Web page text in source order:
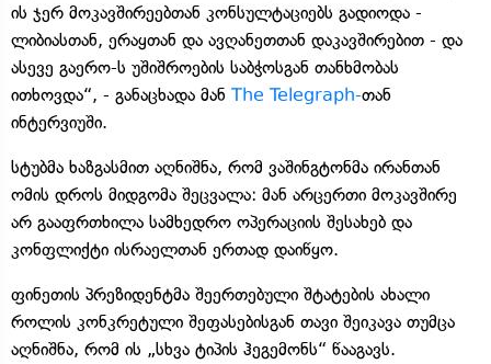
ის ჯერ მოკავშირეებთან კონსულტაციებს გადიოდა -
ლიბიასთან, ერაყთან და ავღანეთთან დაკავშირებით - და
ასევე გაერო-ს უშიშროების საბჭოსგან თანხმობას
ითხოვდა“, - განაცხადა მან The Telegraph-თან
ინტერვიუში.
სტუბმა ხაზგასმით აღნიშნა, რომ ვაშინგტონმა ირანთან
ომის დროს მიდგომა შეცვალა: მან არცერთი მოკავშირე
არ გააფრთხილა სამხედრო ოპერაციის შესახებ და
კონფლიქტი ისრაელთან ერთად დაიწყო.
ფინეთის პრეზიდენტმა შეერთებული შტატების ახალი
როლის კონკრეტული შეფასებისგან თავი შეიკავა თუმცა
აღნიშნა, რომ ის „სხვა ტიპის ჰეგემონს“ წააგავს.